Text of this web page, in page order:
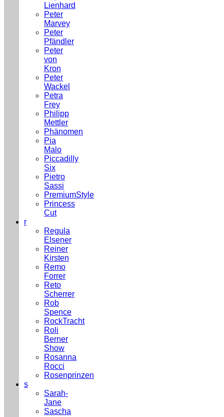
Lienhard
Peter
Marvey
Peter
Pfändler
Peter
von
Kron
Peter
Wackel
Petra
Frey
Philipp
Mettler
Phänomen
Pia
Malo
Piccadilly
Six
Pietro
Sassi
PremiumStyle
Princess
Cut
r
Regula
Elsener
Reiner
Kirsten
Remo
Forrer
Reto
Scherrer
Rob
Spence
RockTracht
Roli
Berner
Show
Rosanna
Rocci
Rosenprinzen
s
Sarah-
Jane
Sascha